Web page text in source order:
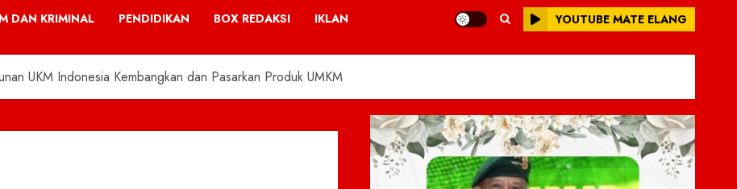
DAN KRIMINAL PENDIDIKAN BOX REDAKSI IKLAN YOUTUBE MATE ELANG
UKM Indonesia Kembangkan dan Pasarkan Produk UMKM